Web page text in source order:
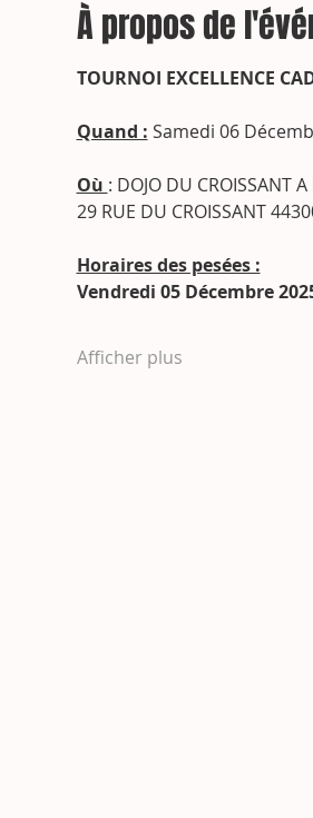
À propos de
TOURNOI EXCELLENCE
Quand : Samedi 06
Où : DOJO DU CROISSANT
29 RUE DU CROISSANT
Horaires des pesées :
Vendredi 05 Décembre
Afficher plus